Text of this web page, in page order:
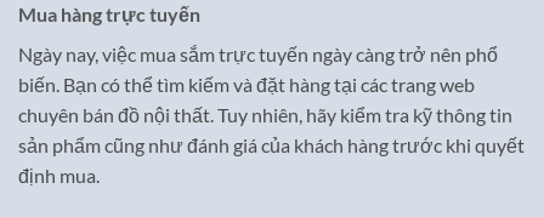
Mua hàng trực tuyến
Ngày nay, việc mua sắm trực tuyến ngày càng trở nên phổ
biến. Bạn có thể tìm kiếm và đặt hàng tại các trang web
chuyên bán đồ nội thất. Tuy nhiên, hãy kiểm tra kỹ thông tin
sản phẩm cũng như đánh giá của khách hàng trước khi quyết
định mua.